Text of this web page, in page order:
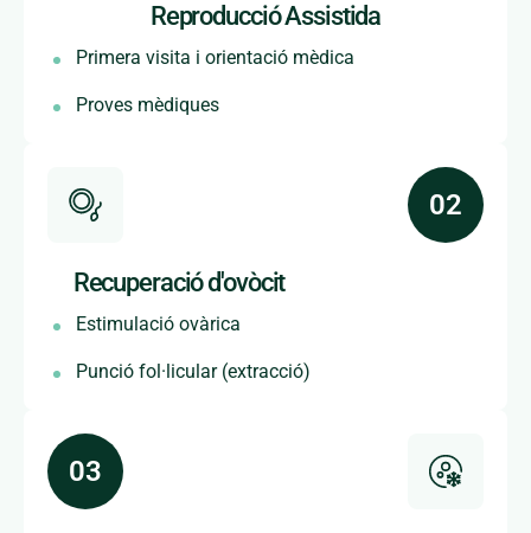
Reproducció Assistida
Primera visita i orientació mèdica
Proves mèdiques
Recuperació d'ovòcit
Estimulació ovàrica
Punció fol·licular (extracció)